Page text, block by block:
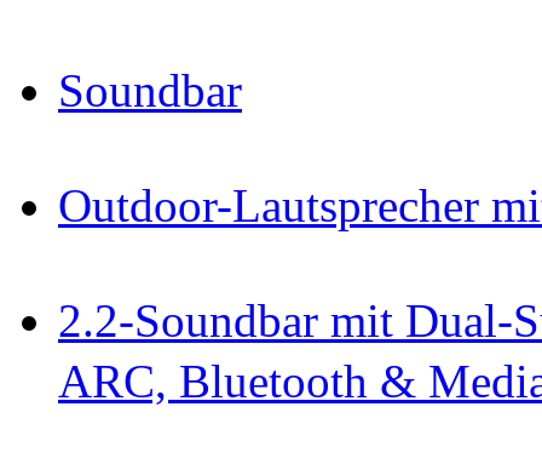
Soundbar
Outdoor-Lautsprecher
2.2-Soundbar mit Dual-
ARC, Bluetooth &